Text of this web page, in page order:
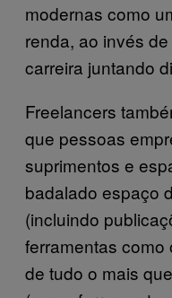
modernas como
renda, ao invés
carreira juntando
Freelancers
que pessoas
suprimentos e
badalado espaço
(incluindo
ferramentas como
de tudo o mais